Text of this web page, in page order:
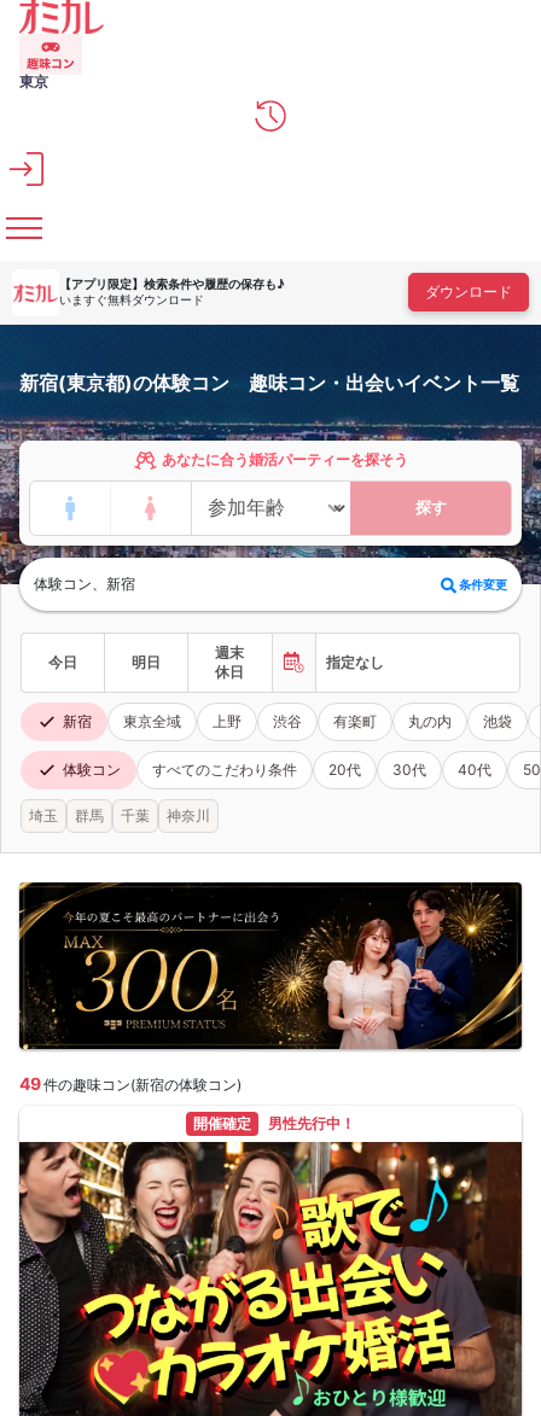
メインコンテンツへスキップ
東京
【アプリ限定】 検索条件や履歴の保存も♪
いますぐ無料ダウンロード
ダウンロード
新宿(東京都)の体験コン 趣味コン・出会いイベント一覧
あなたに合う婚活パーティーを探そう
探す
体験コン、新宿 条件変更
今日 明日
週末
休日
指定なし
新宿 東京全域 上野 渋谷 有楽町 丸の内 池袋
体験コン すべてのこだわり条件 20代 30代 40代
埼玉 群馬 千葉 神奈川
49件の趣味コン(新宿の体験コン)
開催確定 男性先行中！